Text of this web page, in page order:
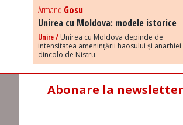
Armand Gosu
Unirea cu Moldova: modele istorice
Unire / Unirea cu Moldova depinde de
intensitatea amenințării haosului și anarhiei
dincolo de Nistru.
Abonare la newsletter